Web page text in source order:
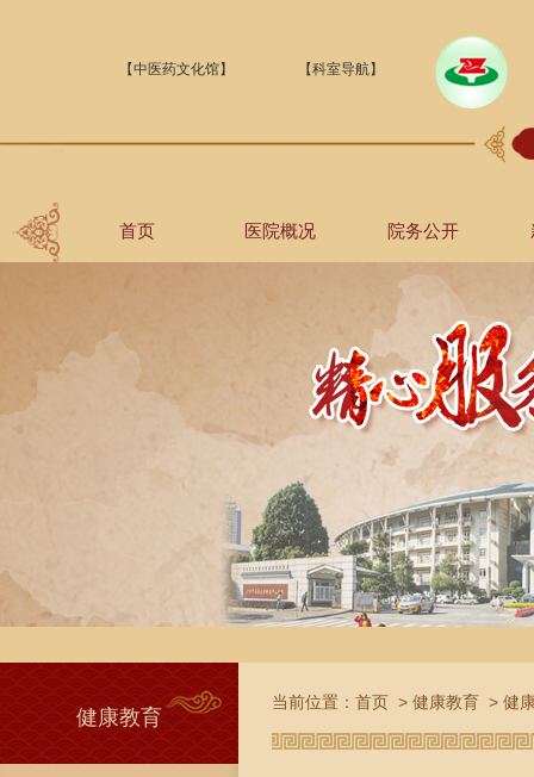
【中医药文化馆】 【科室导航】
首页 医院概况 院务公开
健康教育
当前位置： 首页 > 健康教育 > 健